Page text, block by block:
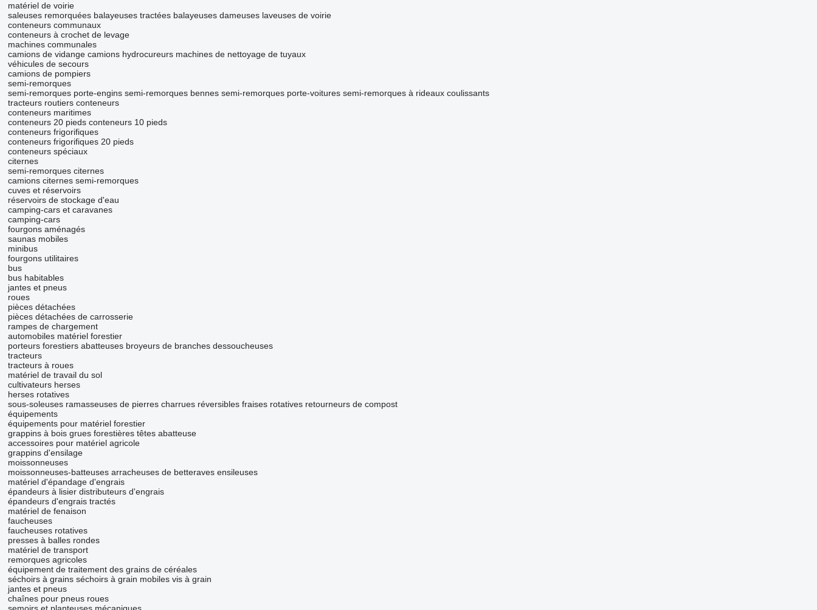
matériel de voirie
saleuses remorquées balayeuses tractées balayeuses dameuses laveuses de voirie
conteneurs communaux
conteneurs à crochet de levage
machines communales
camions de vidange camions hydrocureurs machines de nettoyage de tuyaux
véhicules de secours
camions de pompiers
semi-remorques
semi-remorques porte-engins semi-remorques bennes semi-remorques porte-voitures semi-remorques à rideaux coulissants
tracteurs routiers conteneurs
conteneurs maritimes
conteneurs 20 pieds conteneurs 10 pieds
conteneurs frigorifiques
conteneurs frigorifiques 20 pieds
conteneurs spéciaux
citernes
semi-remorques citernes
camions citernes semi-remorques
cuves et réservoirs
réservoirs de stockage d'eau
camping-cars et caravanes
camping-cars
fourgons aménagés
saunas mobiles
minibus
fourgons utilitaires
bus
bus habitables
jantes et pneus
roues
pièces détachées
pièces détachées de carrosserie
rampes de chargement
automobiles matériel forestier
porteurs forestiers abatteuses broyeurs de branches dessoucheuses
tracteurs
tracteurs à roues
matériel de travail du sol
cultivateurs herses
herses rotatives
sous-soleuses ramasseuses de pierres charrues réversibles fraises rotatives retourneurs de compost
équipements
équipements pour matériel forestier
grappins à bois grues forestières têtes abatteuse
accessoires pour matériel agricole
grappins d'ensilage
moissonneuses
moissonneuses-batteuses arracheuses de betteraves ensileuses
matériel d'épandage d'engrais
épandeurs à lisier distributeurs d'engrais
épandeurs d'engrais tractés
matériel de fenaison
faucheuses
faucheuses rotatives
presses à balles rondes
matériel de transport
remorques agricoles
équipement de traitement des grains de céréales
séchoirs à grains séchoirs à grain mobiles vis à grain
jantes et pneus
chaînes pour pneus roues